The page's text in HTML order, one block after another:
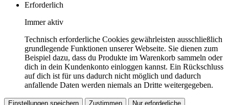
Erforderlich
Immer aktiv
Technisch erforderliche Cookies gewährleisten ausschließlich
grundlegende Funktionen unserer Webseite. Sie dienen zum
Beispiel dazu, dass du Produkte im Warenkorb sammeln oder
dich in dein Kundenkonto einloggen kannst. Ein Rückschluss
auf dich ist für uns dadurch nicht möglich und dadurch
anfallende Daten werden niemals an Dritte weitergegeben.
Einstellungen speichern Zustimmen Nur erforderliche